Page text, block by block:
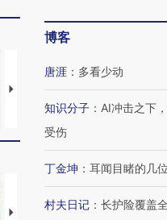
视线｜HYROX的吸金
术：是什么让中产们甘
马航
粒摇
【推广】走进第四届链博
博客
唐涯 ： 多看少动
知识分子 ： AI冲击之下
受伤
丁金坤 ： 耳闻目睹的几
村夫日记 ： 长护险覆盖